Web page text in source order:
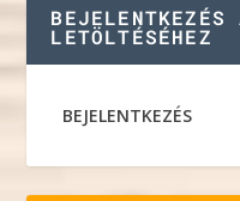
BEJELENTKEZÉS
LETÖLTÉSÉHEZ
BEJELENTKEZÉS